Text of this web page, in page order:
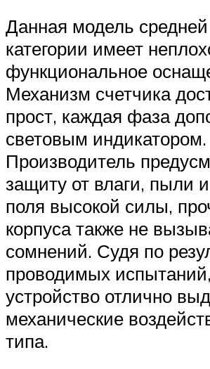
Данная модель
категории имеет
функциональное
Механизм счетчика
прост, каждая фаза
световым индикатором.
Производитель
защиту от влаги, пыли
поля высокой силы,
корпуса также не
сомнений. Судя по
проводимых испытаний,
устройство отлично
механические
типа.